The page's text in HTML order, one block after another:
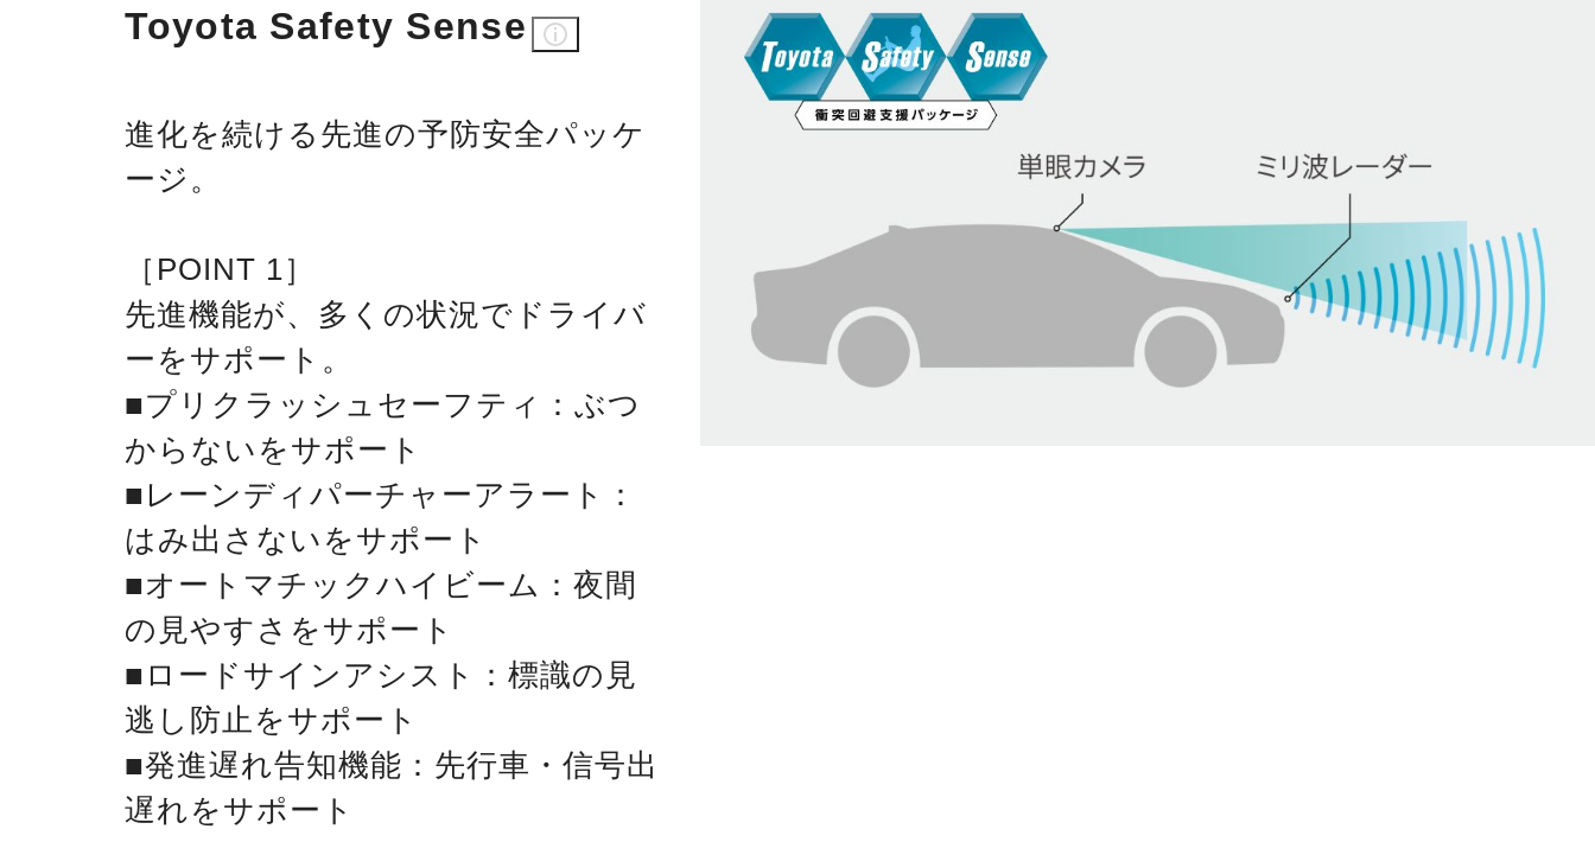
Toyota Safety Sense
進化を続ける先進の予防安全パッケ
ージ。
［POINT 1］
先進機能が、多くの状況でドライバ
ーをサポート。
■プリクラッシュセーフティ：ぶつ
からないをサポート
■レーンディパーチャーアラート：
はみ出さないをサポート
■オートマチックハイビーム：夜間
の見やすさをサポート
■ロードサインアシスト：標識の見
逃し防止をサポート
■発進遅れ告知機能：先行車・信号出
遅れをサポート